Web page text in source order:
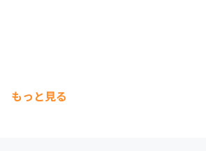
もっと見る